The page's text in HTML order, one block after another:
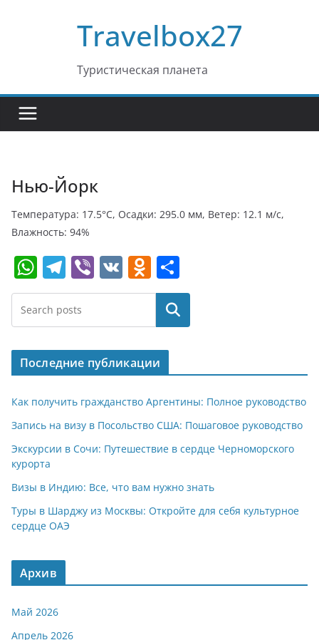
Travelbox27
Туристическая планета
Нью-Йорк
Температура: 17.5°C, Осадки: 295.0 мм, Ветер: 12.1 м/с,
Влажность: 94%
W
h
at
s
A
p
p
T
el
e
gr
a
m
Vi
b
V
K
O
d
o
kl
a
ss
ni
ki
т
п
р
в
и
т
ь
Поиск
Последние публикации
Как получить гражданство Аргентины: Полное руководство
Запись на визу в Посольство США: Пошаговое руководство
Экскурсии в Сочи: Путешествие в сердце Черноморского
курорта
Визы в Индию: Все, что вам нужно знать
Туры в Шарджу из Москвы: Откройте для себя культурное
сердце ОАЭ
Архив
Май 2026
Апрель 2026